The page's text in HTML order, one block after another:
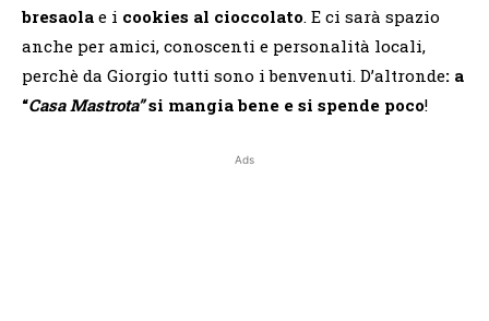
bresaola e i cookies al cioccolato. E ci sarà spazio
anche per amici, conoscenti e personalità locali,
perchè da Giorgio tutti sono i benvenuti. D’altronde: a
“Casa Mastrota”si mangia bene e si spende poco!
Ads